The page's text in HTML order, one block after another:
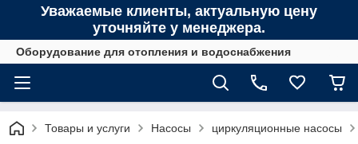
Уважаемые клиенты, актуальную цену
уточняйте у менеджера.
Оборудование для отопления и водоснабжения
Товары и услуги Насосы циркуляционные насосы